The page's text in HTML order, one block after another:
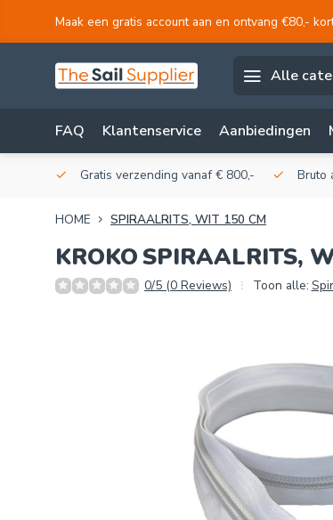
Maak een gratis account aan en ontvang €80,-
Alle
FAQ Klantenservice Aanbiedingen
Gratis verzending vanaf € 800,- Bruto
HOME SPIRAALRITS, WIT 150 CM
KROKOSPIRAALRITS,
0/5 (0 Reviews) Toon alle: